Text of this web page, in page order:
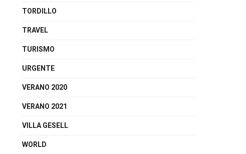
TORDILLO
TRAVEL
TURISMO
URGENTE
VERANO 2020
VERANO 2021
VILLA GESELL
WORLD